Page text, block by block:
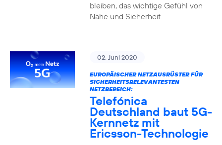
bleiben, das wichtige Gefühl von
Nähe und Sicherheit.
02. Juni 2020
EUROPÄISCHER NETZAUSRÜSTER FÜR
SICHERHEITSRELEVANTESTEN
NETZBEREICH:
Telefónica
Deutschland baut 5G-
Kernnetz mit
Ericsson-Technologie